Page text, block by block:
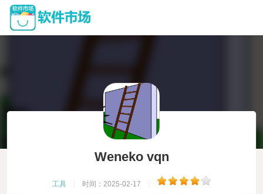
Weneko vqn
工具 时间：2025-02-17